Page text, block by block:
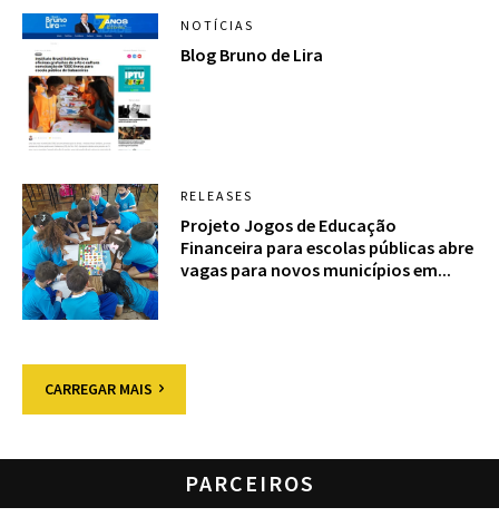
NOTÍCIAS
Blog Bruno de Lira
RELEASES
Projeto Jogos de Educação
Financeira para escolas públicas abre
vagas para novos municípios em...
CARREGAR MAIS
PARCEIROS